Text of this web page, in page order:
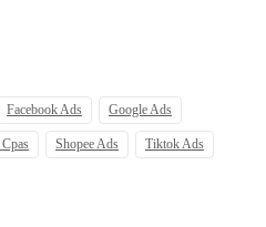
Facebook Ads Google Ads
Shopee Ads Tiktok Ads